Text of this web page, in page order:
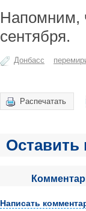
Напомним,
сентября.
Донбасс
Распечатать
Оставить
Написать